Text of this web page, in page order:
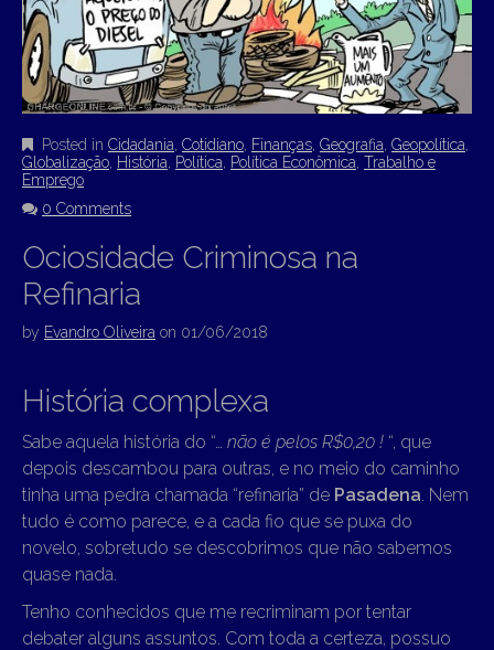
Posted in Cidadania Cotidiano Finanças Geografia Geopolítica
Globalização História Política Política Econômica Trabalho e
Emprego
0 Comments
Ociosidade Criminosa na
Refinaria
by Evandro Oliveira on 01/06/2018
História complexa
Sabe aquela história do “… não é pelos R$0,20 ! “, que
depois descambou para outras, e no meio do caminho
tinha uma pedra chamada “refinaria” de Pasadena. Nem
tudo é como parece, e a cada fio que se puxa do
novelo, sobretudo se descobrimos que não sabemos
quase nada.
Tenho conhecidos que me recriminam por tentar
debater alguns assuntos. Com toda a certeza, possuo